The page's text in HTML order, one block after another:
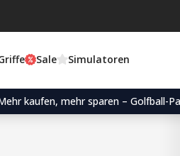
Sale Simulatoren
kaufen, mehr sparen – Golfball-